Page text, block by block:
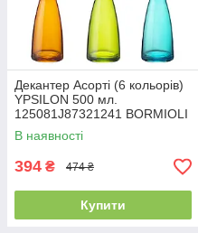
Декантер Асорті (6 кольорів)
YPSILON 500 мл.
125081J87321241 BORMIOLI
ROCCO
В наявності
394 ₴ 474 ₴
Купити